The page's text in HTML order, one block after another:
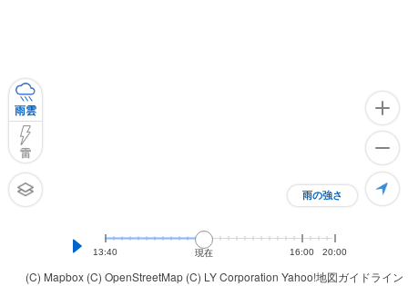
(C) Mapbox (C) OpenStreetMap (C) LY Corporation Yahoo!地図ガイドライン
雨の強さ
雨雲
雷
13:40 現在 16:00 20:00